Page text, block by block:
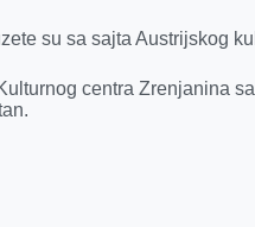
su sa sajta Austrijskog
centra Zrenjanina